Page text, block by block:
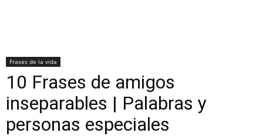
Frases de la vida
10 Frases de amigos
inseparables | Palabras y
personas especiales